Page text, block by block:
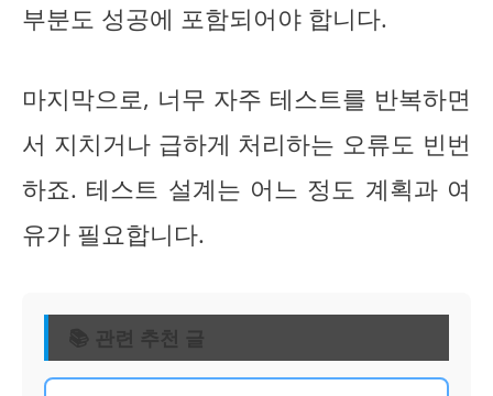
부분도 성공에 포함되어야 합니다.
마지막으로, 너무 자주 테스트를 반복하면
서 지치거나 급하게 처리하는 오류도 빈번
하죠. 테스트 설계는 어느 정도 계획과 여
유가 필요합니다.
📚 관련 추천 글